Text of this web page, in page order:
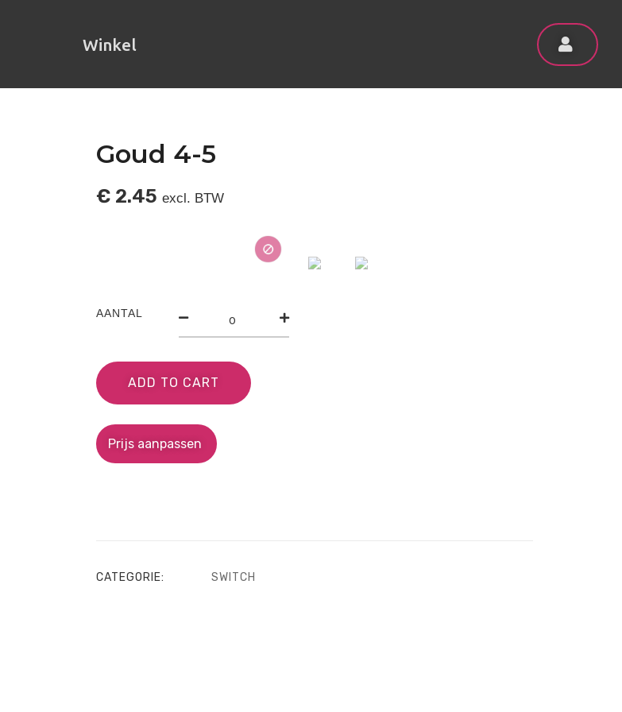
Winkel
Goud 4-5
€ 2.45 excl. BTW
AANTAL
ADD TO CART
Prijs aanpassen
CATEGORIE: SWITCH